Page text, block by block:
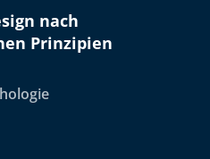
nach
Prinzipien